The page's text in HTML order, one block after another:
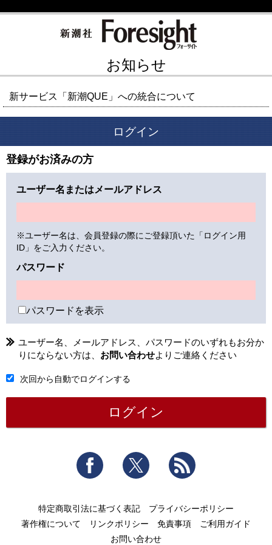
お知らせ
新サービス「新潮QUE」への統合について
ログイン
登録がお済みの方
ユーザー名またはメールアドレス
※ユーザー名は、会員登録の際にご登録頂いた「ログイン用
ID」をご入力ください。
パスワード
パスワードを表示
ユーザー名、メールアドレス、パスワードのいずれもお分か
りにならない方は、 お問い合わせよりご連絡ください
次回から自動でログインする
Facebook Twitter
特定商取引法に基づく表記
プライバシーポリシー
著作権について
リンクポリシー 免責事項
ご利用ガイド
お問い合わせ